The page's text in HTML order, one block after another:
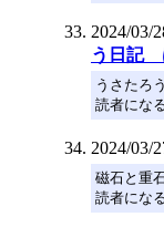
2024/03/
う日記
うさたろ
読者にな
2024/03/
磁石と重
読者にな